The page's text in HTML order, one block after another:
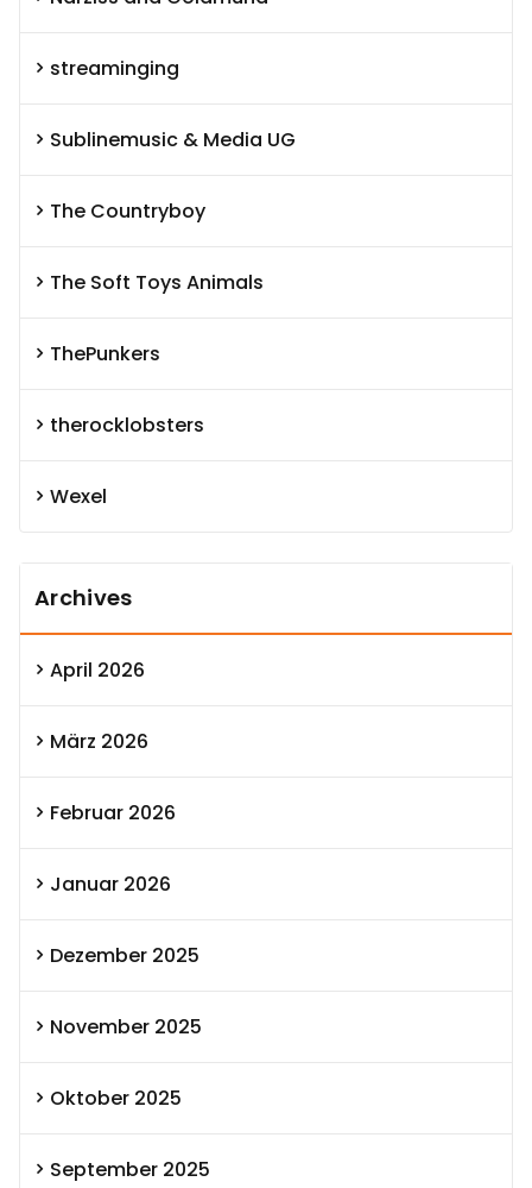
streaminging
Sublinemusic & Media UG
The Countryboy
The Soft Toys Animals
ThePunkers
therocklobsters
Wexel
Archives
April 2026
März 2026
Februar 2026
Januar 2026
Dezember 2025
November 2025
Oktober 2025
September 2025